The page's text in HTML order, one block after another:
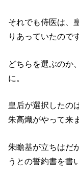
それでも侍医は、
りあっていたので
どちらを選ぶのか
に。
皇后が選択したの
朱高熾がやって来
朱瞻基が立ちはだ
うとの誓約書を書